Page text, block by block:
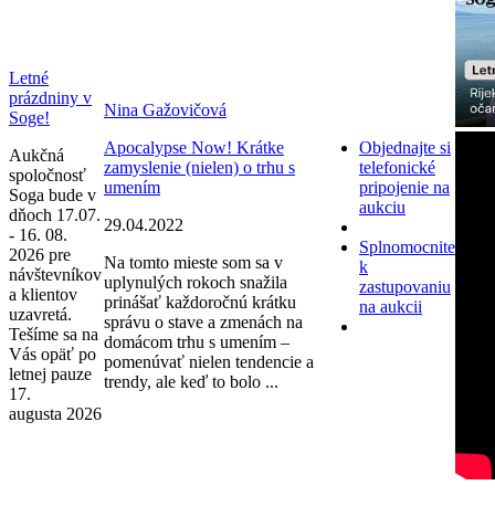
Letné
prázdniny v
Soge!
Aukčná
spoločnosť
Soga bude v
dňoch 17.07.
- 16. 08.
2026 pre
návštevníkov
a klientov
uzavretá.
Tešíme sa na
Vás opäť po
letnej pauze
17.
augusta 2026
Nina Gažovičová
Apocalypse Now! Krátke
zamyslenie (nielen) o trhu s
umením
29.04.2022
Na tomto mieste som sa v
uplynulých rokoch snažila
prinášať každoročnú krátku
správu o stave a zmenách na
domácom trhu s umením –
pomenúvať nielen tendencie a
trendy, ale keď to bolo ...
Objednajte si
telefonické
pripojenie na
aukciu
Splnomocnite
k
zastupovaniu
na aukcii